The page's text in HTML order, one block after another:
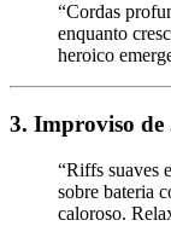
“Cordas
enquanto
heroico
3. Improviso de
“Riffs suaves
sobre bateria
caloroso.